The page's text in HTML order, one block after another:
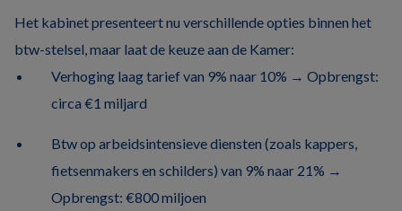
Het kabinet presenteert nu verschillende opties binnen het
btw-stelsel, maar laat de keuze aan de Kamer:
Verhoging laag tarief van 9% naar 10% → Opbrengst:
circa €1 miljard
Btw op arbeidsintensieve diensten (zoals kappers,
fietsenmakers en schilders) van 9% naar 21% →
Opbrengst: €800 miljoen